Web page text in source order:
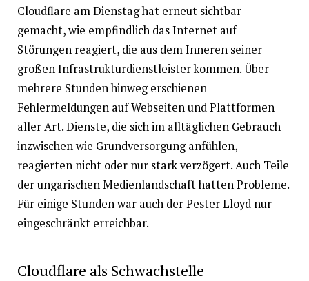
Cloudflare am Dienstag hat erneut sichtbar
gemacht, wie empfindlich das Internet auf
Störungen reagiert, die aus dem Inneren seiner
großen Infrastrukturdienstleister kommen. Über
mehrere Stunden hinweg erschienen
Fehlermeldungen auf Webseiten und Plattformen
aller Art. Dienste, die sich im alltäglichen Gebrauch
inzwischen wie Grundversorgung anfühlen,
reagierten nicht oder nur stark verzögert. Auch Teile
der ungarischen Medienlandschaft hatten Probleme.
Für einige Stunden war auch der Pester Lloyd nur
eingeschränkt erreichbar.
Cloudflare als Schwachstelle